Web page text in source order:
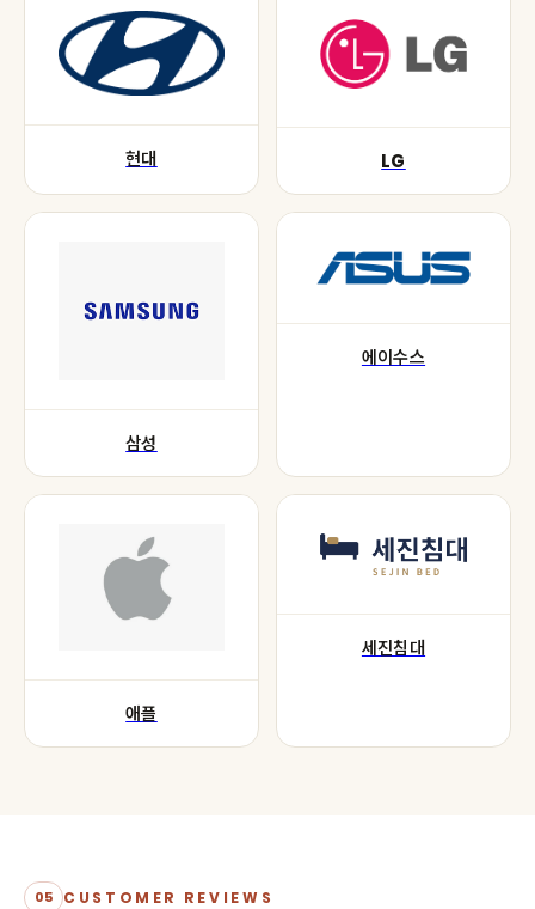
현대 LG
삼성
에이수스
애플
세진침대
05 CUSTOMER REVIEWS